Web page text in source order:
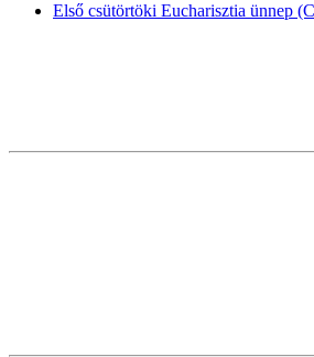
Első csütörtöki Eucharisztia ünnep